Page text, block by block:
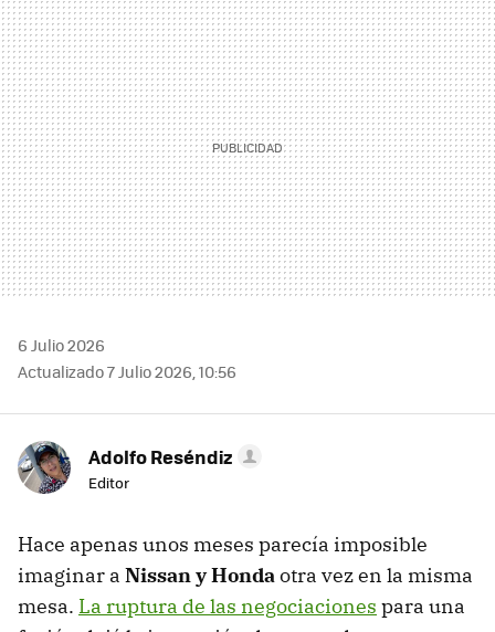
MAIL
6 Julio 2026
Actualizado 7 Julio 2026, 10:56
Adolfo Reséndiz
Editor
Hace apenas unos meses parecía imposible
imaginar a Nissan y Hondaotra vez en la misma
mesa. La ruptura de las negociaciones para una